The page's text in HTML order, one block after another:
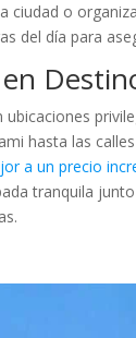
ciudad o
del día para
hasta las
a un precio
tranquila